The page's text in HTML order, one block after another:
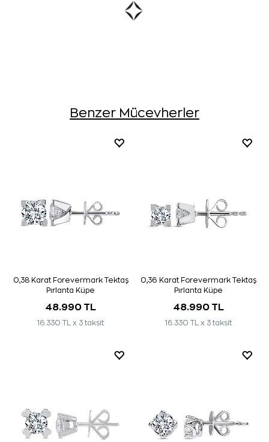
Benzer Mücevherler
0,38 Karat Forevermark Tektaş
Pırlanta Küpe
48.990 TL
16.330 TL x 3 taksit
0,36 Karat Forevermark Tektaş
Pırlanta Küpe
48.990 TL
16.330 TL x 3 taksit